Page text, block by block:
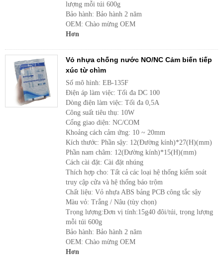
lượng mỗi túi 600g
Bảo hành: Bảo hành 2 năm
OEM: Chào mừng OEM
Hơn
Vỏ nhựa chống nước NO/NC Cảm biến tiếp
xúc từ chìm
Số mô hình: EB-135F
Điện áp làm việc: Tối đa DC 100
Dòng điện làm việc: Tối đa 0,5A
Công suất tiêu thụ: 10W
Cổng giao diện: NC/COM
Khoảng cách cảm ứng: 10 ~ 20mm
Kích thước: Phần sậy: 12(Đường kính)*27(H)(mm)
Phần nam châm: 12(Đường kính)*15(H)(mm)
Cách cài đặt: Cài đặt nhúng
Thích hợp cho: Tất cả các loại hệ thống kiểm soát
truy cập cửa và hệ thống báo trộm
Chất liệu: Vỏ nhựa ABS bảng PCB công tắc sậy
Màu vỏ: Trắng / Nâu (tùy chọn)
Trọng lượng:Đơn vị tính:15g40 đôi/túi, trọng lượng
mỗi túi 600g
Bảo hành: Bảo hành 2 năm
OEM: Chào mừng OEM
Hơn